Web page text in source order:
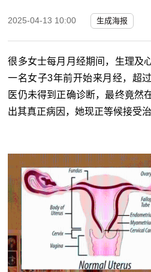
2025-04-13 10:00 生成海报
很多女士每月月经期间，生理及
一名女子3年前开始来月经，超
医仍未得到正确诊断，最终竟然
出其真正病因，她现正等候接受治